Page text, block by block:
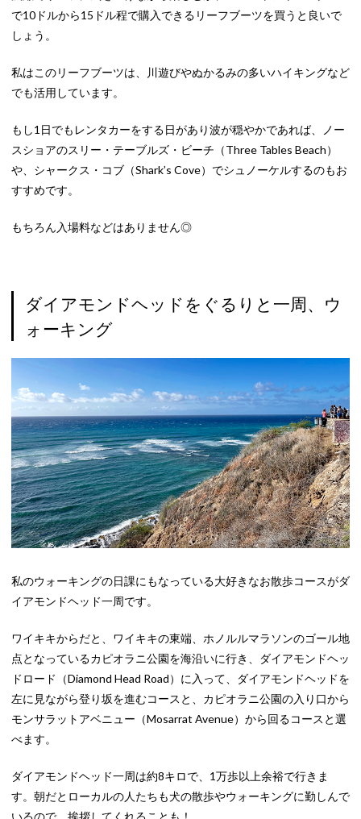
で10ドルから15ドル程で購入できるリーフブーツを買うと良いで
しょう。
私はこのリーフブーツは、川遊びやぬかるみの多いハイキングなど
でも活用しています。
もし1日でもレンタカーをする日があり波が穏やかであれば、ノー
スショアのスリー・テーブルズ・ビーチ（Three Tables Beach）
や、シャークス・コブ（Shark’s Cove）でシュノーケルするのもお
すすめです。
もちろん入場料などはありません◎
ダイアモンドヘッドをぐるりと一周、ウ
ォーキング
私のウォーキングの日課にもなっている大好きなお散歩コースがダ
イアモンドヘッド一周です。
ワイキキからだと、ワイキキの東端、ホノルルマラソンのゴール地
点となっているカピオラニ公園を海沿いに行き、ダイアモンドヘッ
ドロード（Diamond Head Road）に入って、ダイアモンドヘッドを
左に見ながら登り坂を進むコースと、カピオラニ公園の入り口から
モンサラットアベニュー（Mosarrat Avenue）から回るコースと選
べます。
ダイアモンドヘッド一周は約8キロで、1万歩以上余裕で行きま
す。朝だとローカルの人たちも犬の散歩やウォーキングに勤しんで